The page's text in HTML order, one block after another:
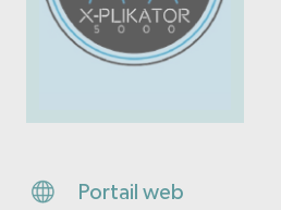
Portail web